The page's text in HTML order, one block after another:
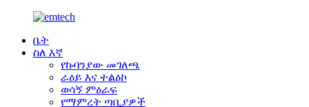
ቤት
ስለ እኛ
የኩባንያው መገለጫ
ራዕይ እና ተልዕኮ
ወሳኝ ምዕራፍ
የማምረት ጣቢያዎች